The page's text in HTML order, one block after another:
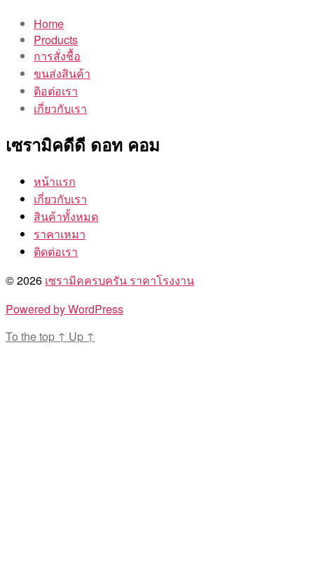
Home
Products
การสั่งชื้อ
ขนส่งสินค้า
ติอต่อเรา
เกี่ยวกับเรา
เซรามิคดีดี ดอท คอม
หน้าแรก
เกี่ยวกับเรา
สินค้าทั้งหมด
ราคาเหมา
ติดต่อเรา
© 2026 เซรามิคครบครัน ราคาโรงงาน
Powered by WordPress
To the top ↑ Up ↑